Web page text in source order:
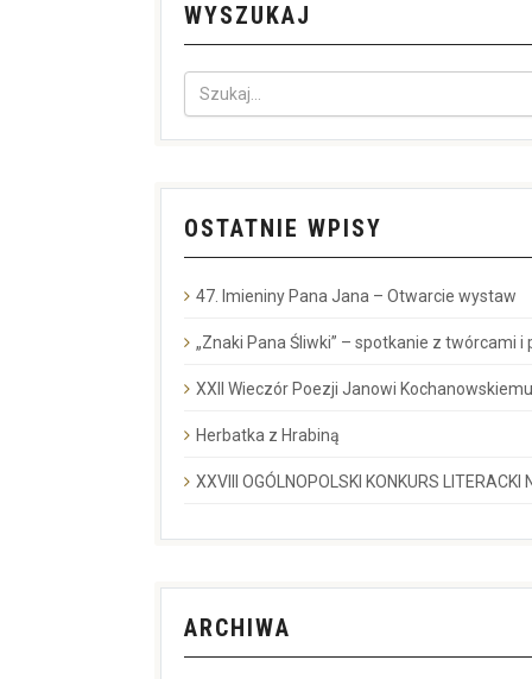
WYSZUKAJ
OSTATNIE WPISY
47. Imieniny Pana Jana – Otwarcie wystaw
„Znaki Pana Śliwki” – spotkanie z twórcami i
XXII Wieczór Poezji Janowi Kochanowskiemu
Herbatka z Hrabiną
XXVIII OGÓLNOPOLSKI KONKURS
ARCHIWA